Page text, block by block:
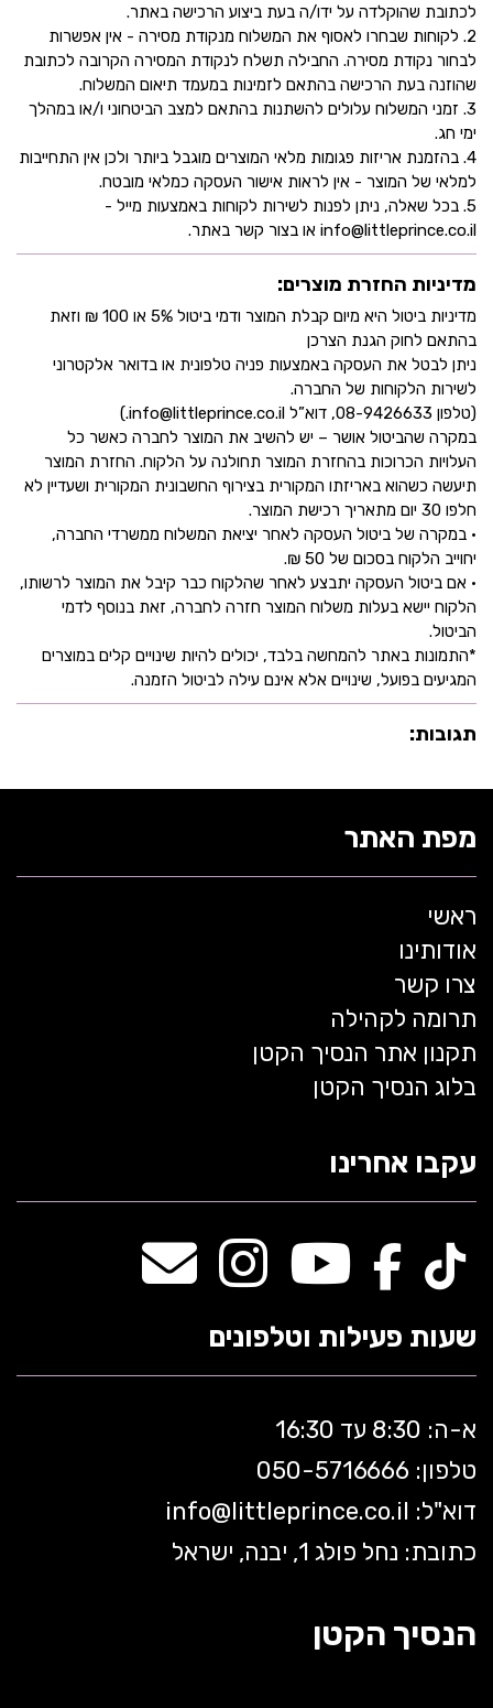
לכתובת שהוקלדה על ידו/ה בעת ביצוע הרכישה באתר.
2. לקוחות שבחרו לאסוף את המשלוח מנקודת מסירה - אין אפשרות
לבחור נקודת מסירה. החבילה תשלח לנקודת המסירה הקרובה לכתובת
שהוזנה בעת הרכישה בהתאם לזמינות במעמד תיאום המשלוח.
3. זמני המשלוח עלולים להשתנות בהתאם למצב הביטחוני ו/או במהלך
ימי חג.
4. בהזמנת אריזות פגומות מלאי המוצרים מוגבל ביותר ולכן אין התחייבות
למלאי של המוצר - אין לראות אישור העסקה כמלאי מובטח.
5. בכל שאלה, ניתן לפנות לשירות לקוחות באמצעות מייל -
info@littleprince.co.il או בצור קשר באתר.
מדיניות החזרת מוצרים:
מדיניות ביטול היא מיום קבלת המוצר ודמי ביטול 5% או 100 ₪ וזאת
בהתאם לחוק הגנת הצרכן
ניתן לבטל את העסקה באמצעות פניה טלפונית או בדואר אלקטרוני
לשירות הלקוחות של החברה.
(טלפון 08-9426633, דוא”ל info@littleprince.co.il.)
במקרה שהביטול אושר – יש להשיב את המוצר לחברה כאשר כל
העלויות הכרוכות בהחזרת המוצר תחולנה על הלקוח. החזרת המוצר
תיעשה כשהוא באריזתו המקורית בצירוף החשבונית המקורית ושעדיין לא
חלפו 30 יום מתאריך רכישת המוצר.
• במקרה של ביטול העסקה לאחר יציאת המשלוח ממשרדי החברה,
יחוייב הלקוח בסכום של 50 ₪.
• אם ביטול העסקה יתבצע לאחר שהלקוח כבר קיבל את המוצר לרשותו,
הלקוח יישא בעלות משלוח המוצר חזרה לחברה, זאת בנוסף לדמי
הביטול.
*התמונות באתר להמחשה בלבד, יכולים להיות שינויים קלים במוצרים
המגיעים בפועל, שינויים אלא אינם עילה לביטול הזמנה.
תגובות:
מפת האתר
ראשי
אודותינו
צרו קשר
תרומה לקהילה
תקנון אתר הנסיך הקטן
בלוג הנסיך הקטן
עקבו אחרינו
שעות פעילות וטלפונים
א-ה: 8:30 עד 16:30
טלפון: 050-5 716666
דוא"ל:
info@littleprince.co.il
כתובת: נחל פולג 1, יבנה, ישראל
הנסיך הקטן